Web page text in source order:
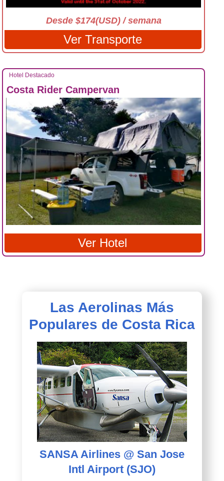
Desde $174(USD) / semana
Ver Transporte
Hotel Destacado
Costa Rider Campervan
Ver Hotel
Las Aerolinas Más
Populares de Costa Rica
SANSA Airlines @ San Jose
Intl Airport (SJO)